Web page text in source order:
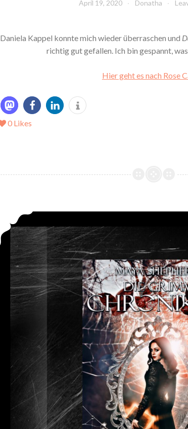
April 19, 2020 Donatha
Daniela Kappel konnte mich wieder überraschen und
richtig gut gefallen. Ich bin gespannt,
Hier geht es nach Rose
0 Likes
*Rezension* -> Die Grimm-Chroniken – Hexenherz (19) von Maya Shepherd